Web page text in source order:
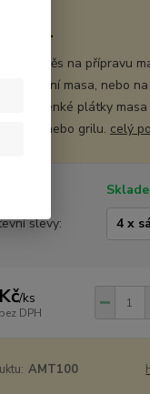
ml
směs na přípravu
marinování masa, nebo
jsou tenké plátky
na ohni nebo grilu. celý
slevy:
/ks
bez DPH
AMT100